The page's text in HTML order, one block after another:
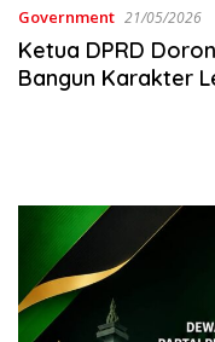
Government 21/05/2026
Ketua DPRD
Bangun Karakter